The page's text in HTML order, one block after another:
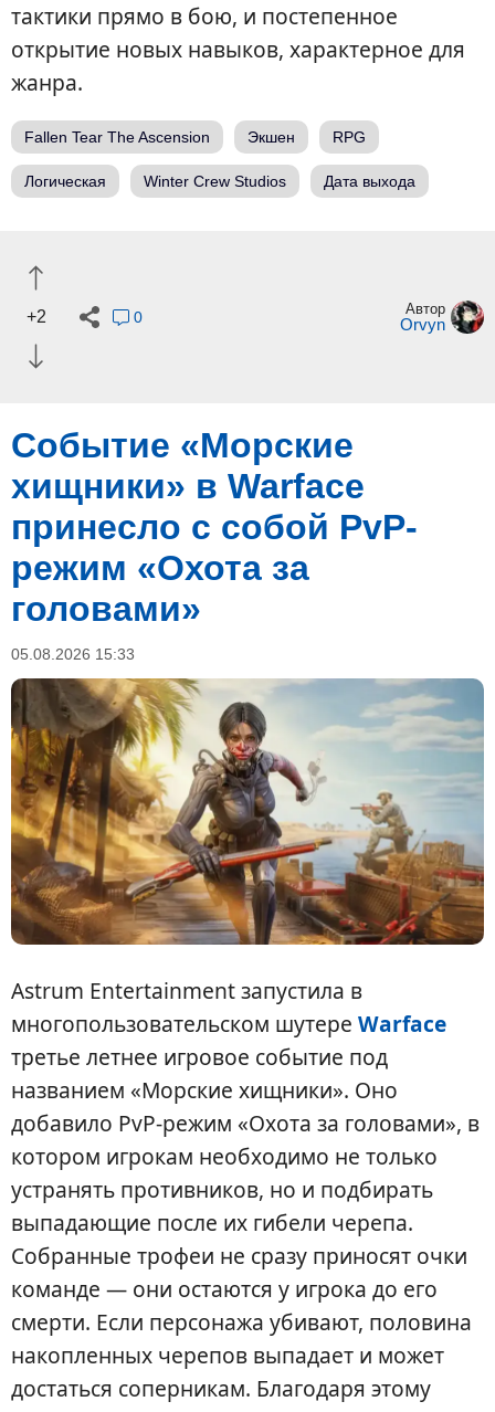
тактики прямо в бою, и постепенное
открытие новых навыков, характерное для
жанра.
Fallen Tear The Ascension Экшен RPG
Логическая Winter Crew Studios Дата выхода
+2 0 Автор
Orvyn
Событие «Морские
хищники» в Warface
принесло с собой PvP-
режим «Охота за
головами»
05.08.2026 15:33
Astrum Entertainment запустила в
многопользовательском шутере Warface
третье летнее игровое событие под
названием «Морские хищники». Оно
добавило PvP-режим «Охота за головами», в
котором игрокам необходимо не только
устранять противников, но и подбирать
выпадающие после их гибели черепа.
Собранные трофеи не сразу приносят очки
команде — они остаются у игрока до его
смерти. Если персонажа убивают, половина
накопленных черепов выпадает и может
достаться соперникам. Благодаря этому